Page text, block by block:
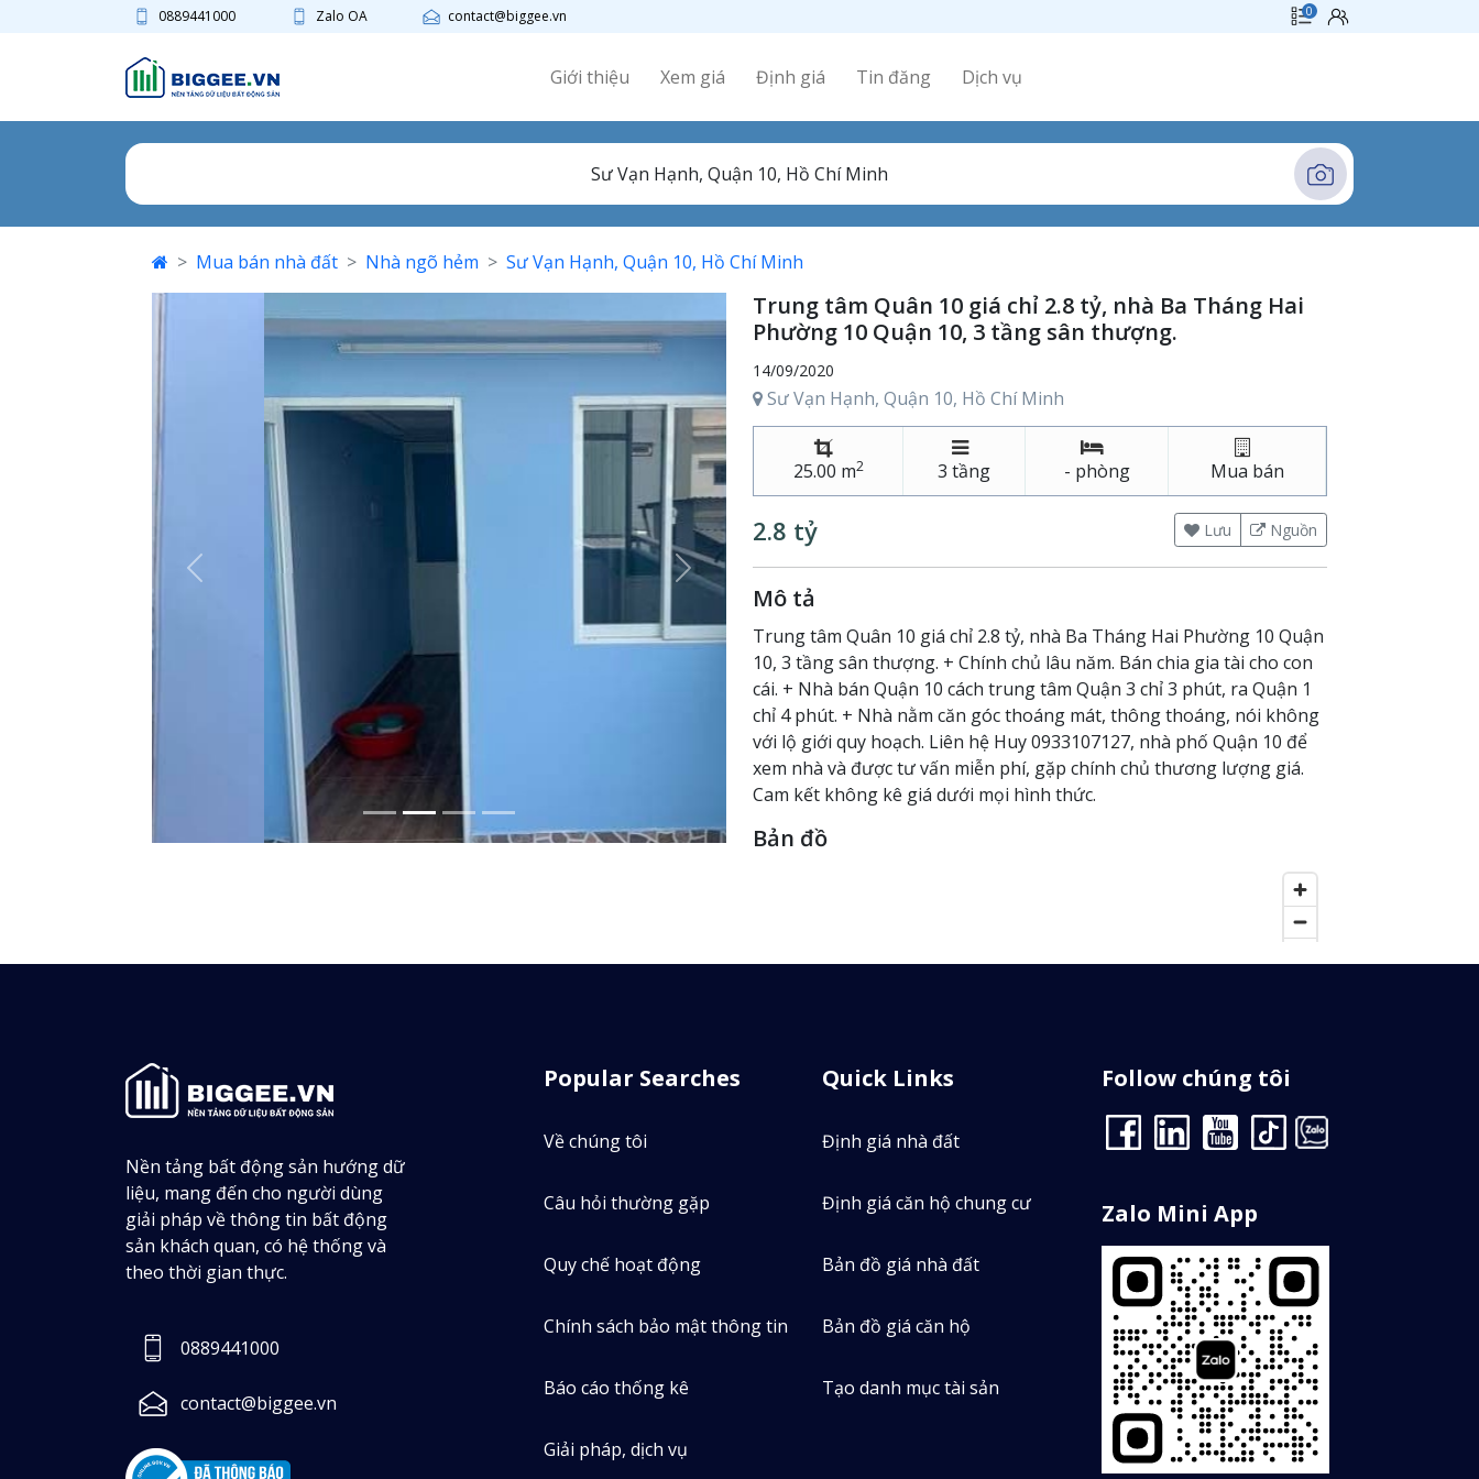
0889441000 Zalo OA contact@biggee.vn
Giới thiệu Xem giá Định giá Tin đăng Dịch vụ
Mua bán nhà đất Nhà ngõ hẻm Sư Vạn Hạnh, Quận 10, Hồ Chí Minh
Previous Next
Trung tâm Quân 10 giá chỉ 2.8 tỷ, nhà Ba Tháng Hai
Phường 10 Quận 10, 3 tầng sân thượng.
14/09/2020
Sư Vạn Hạnh, Quận 10, Hồ Chí Minh
25.00 m2 3 tầng - phòng Mua bán
2.8 tỷ Lưu Nguồn
Mô tả
Trung tâm Quân 10 giá chỉ 2.8 tỷ, nhà Ba Tháng Hai Phường 10 Quận
10, 3 tầng sân thượng. + Chính chủ lâu năm. Bán chia gia tài cho con
cái. + Nhà bán Quận 10 cách trung tâm Quận 3 chỉ 3 phút, ra Quận 1
chỉ 4 phút. + Nhà nằm căn góc thoáng mát, thông thoáng, nói không
với lộ giới quy hoạch. Liên hệ Huy 0933107127, nhà phố Quận 10 để
xem nhà và được tư vấn miễn phí, gặp chính chủ thương lượng giá.
Cam kết không kê giá dưới mọi hình thức.
Bản đồ
69 0 0
Định giá
Nền tảng bất động sản hướng dữ
liệu, mang đến cho người dùng
giải pháp về thông tin bất động
sản khách quan, có hệ thống và
theo thời gian thực.
0889441000
contact@biggee.vn
Popular Searches
Về chúng tôi
Câu hỏi thường gặp
Quy chế hoạt động
Chính sách bảo mật thông tin
Báo cáo thống kê
Giải pháp, dịch vụ
Quick Links
Định giá nhà đất
Định giá căn hộ chung cư
Bản đồ giá nhà đất
Bản đồ giá căn hộ
Tạo danh mục tài sản
Follow chúng tôi
Zalo Mini App